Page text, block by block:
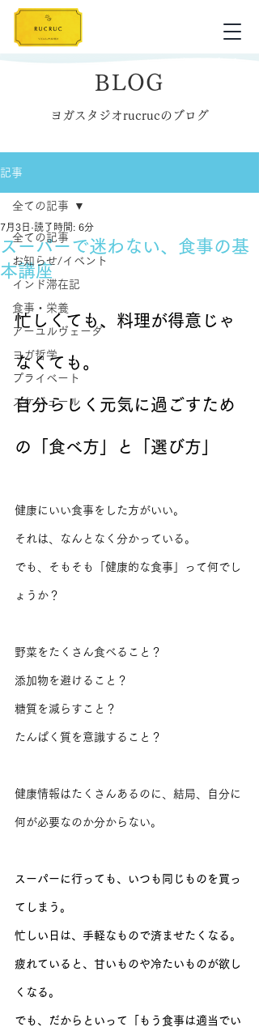
BLOG
ヨガスタジオrucrucのブログ
記事
全ての記事
お知らせ/イベント
インド滞在記
食事・栄養
アーユルヴェーダ
ヨガ哲学
プライベート
スケジュール
全ての記事
スーパーで迷わない、食事の基
本講座
7月3日 読了時間: 6分
忙しくても、料理が得意じゃ
なくても。
自分らしく元気に過ごすため
の「食べ方」と「選び方」
健康にいい食事をした方がいい。
それは、なんとなく分かっている。
でも、そもそも「健康的な食事」って何でし
ょうか？
野菜をたくさん食べること？
添加物を避けること？
糖質を減らすこと？
たんぱく質を意識すること？
健康情報はたくさんあるのに、結局、自分に
何が必要なのか分からない。
スーパーに行っても、いつも同じものを買っ
てしまう。
忙しい日は、手軽なもので済ませたくなる。
疲れていると、甘いものや冷たいものが欲し
くなる。
でも、だからといって「もう食事は適当でい